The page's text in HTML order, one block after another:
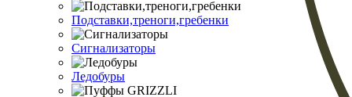
Подставки,треноги,гребенки
Сигнализаторы
Ледобуры